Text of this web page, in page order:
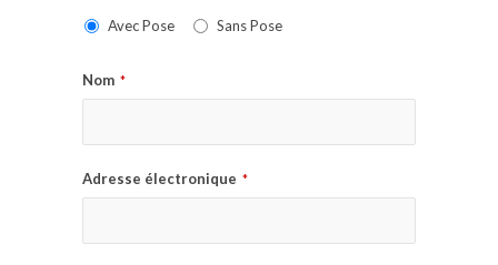
Avec Pose Sans Pose
Nom *
Adresse électronique *